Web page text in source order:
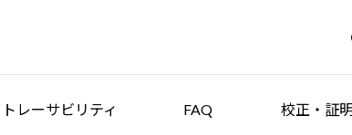
トレーサビリティ FAQ 校正・証